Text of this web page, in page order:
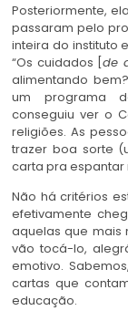
Posteriormente,
passaram pelo
inteira do instituto
“Os cuidados [de
alimentando
um programa
conseguiu ver o
religiões. As
trazer boa sorte
carta pra espantar
Não há critérios
efetivamente
aquelas que mais
vão tocá-lo,
emotivo.
cartas que
educação.